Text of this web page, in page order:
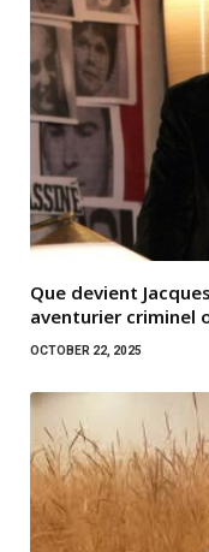
Que devient
aventurier criminel
OCTOBER 22, 2025